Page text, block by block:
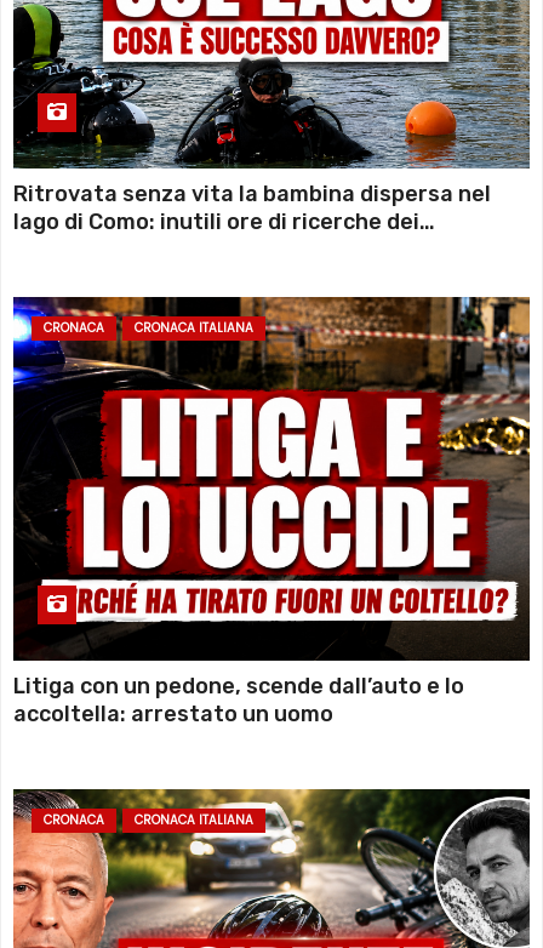
Ritrovata senza vita la bambina dispersa nel
lago di Como: inutili ore di ricerche dei
CRONACA CRONACA ITALIANA
Litiga con un pedone, scende dall’auto e lo
accoltella: arrestato un uomo
CRONACA CRONACA ITALIANA